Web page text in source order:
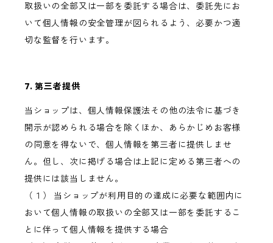
取扱いの全部又は一部を委託する場合は、委託先にお
いて個人情報の安全管理が図られるよう、必要かつ適
切な監督を行います。
7. 第三者提供
当ショップは、個人情報保護法その他の法令に基づき
開示が認められる場合を除くほか、あらかじめお客様
の同意を得ないで、個人情報を第三者に提供しませ
ん。但し、次に掲げる場合は上記に定める第三者への
提供には該当しません。
（１） 当ショップが利用目的の達成に必要な範囲内に
おいて個人情報の取扱いの全部又は一部を委託するこ
とに伴って個人情報を提供する場合